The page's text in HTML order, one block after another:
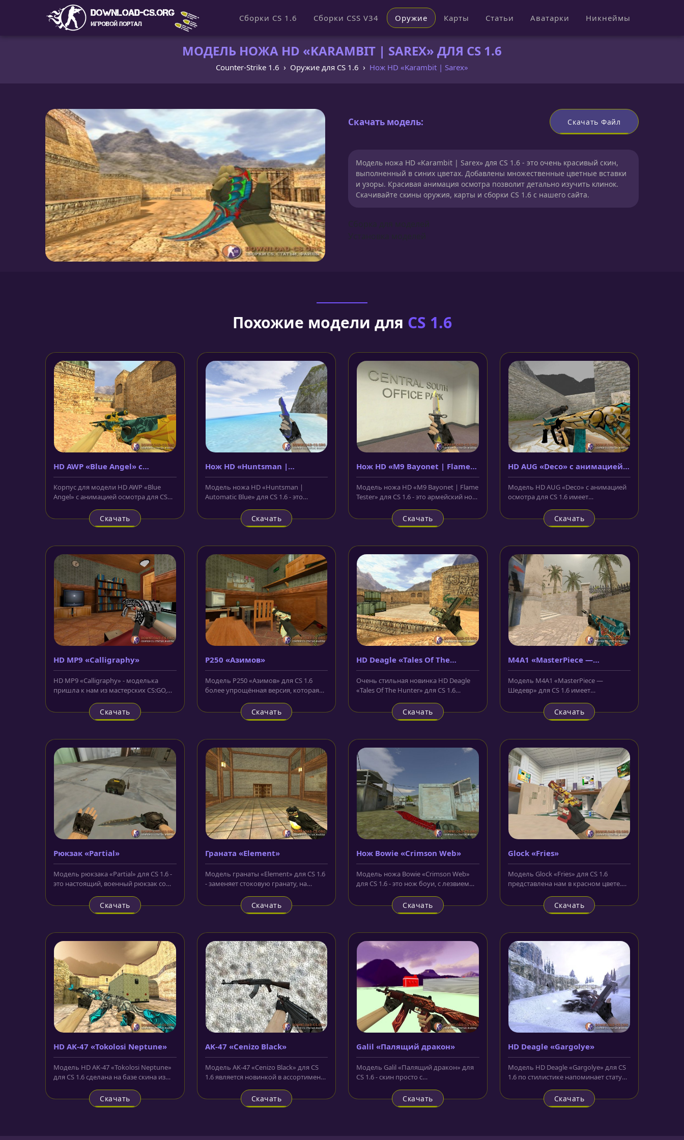
Сборки CS 1.6 Сборки CSS V34 Оружие Карты Статьи Аватарки Никнеймы
МОДЕЛЬ НОЖА HD «KARAMBIT | SAREX» ДЛЯ CS 1.6
Counter-Strike 1.6 Оружие для CS 1.6 Нож HD «Karambit | Sarex»
Скачать модель: Скачать Файл
Модель ножа HD «Karambit | Sarex» для CS 1.6 - это очень красивый скин,
выполненный в синих цветах. Добавлены множественные цветные вставки
и узоры. Красивая анимация осмотра позволит детально изучить клинок.
Скачивайте скины оружия, карты и сборки CS 1.6 с нашего сайта.
Похожие модели для CS 1.6
HD AWP «Blue Angel» с
анимацией осмотра
Корпус для модели HD AWP «Blue
Angel» с анимацией осмотра для CS
Скачать
Нож HD «Huntsman |
Automatic Blue»
Модель ножа HD «Huntsman |
Automatic Blue» для CS 1.6 - это
спортивном...
Скачать
Нож HD «M9 Bayonet | Flame
Tester»
Модель ножа HD «M9 Bayonet | Flame
Tester» для CS 1.6 - это армейский нож
Скачать
HD AUG «Deco» с анимацией
осмотра
Модель HD AUG «Deco» с анимацией
осмотра для CS 1.6 имеет
выглядит...
Скачать
HD MP9 «Calligraphy»
HD MP9 «Calligraphy» - моделька
пришла к нам из мастерских CS:GO,
популярность...Скачать
P250 «Азимов»
Модель P250 «Азимов» для CS 1.6
более упрощённая версия, которая
свободного...
Скачать
HD Deagle «Tales Of The
Hunter»
Очень стильная новинка HD Deagle
«Tales Of The Hunter» для CS 1.6
Скачать
M4A1 «MasterPiece —
Шедевр»
Модель M4A1 «MasterPiece —
Шедевр» для CS 1.6 имеет
дополненный...Скачать
Рюкзак «Partial»
Модель рюкзака «Partial» для CS 1.6 -
это настоящий, военный рюкзак со
Скачать
Граната «Element»
Модель гранаты «Element» для CS 1.6
- заменяет стоковую гранату, на
Скачать
Нож Bowie «Crimson Web»
Модель ножа Bowie «Crimson Web»
для CS 1.6 - это нож боуи, с лезвием
Скачать
Glock «Fries»
Модель Glock «Fries» для CS 1.6
представлена нам в красном цвете.
Скачать
HD AK-47 «Tokolosi Neptune»
Модель HD AK-47 «Tokolosi Neptune»
для CS 1.6 сделана на базе скина из
Скачать
AK-47 «Cenizo Black»
Модель AK-47 «Cenizo Black» для CS
1.6 является новинкой в ассортименте
Скачать
Galil «Палящий дракон»
Модель Galil «Палящий дракон» для
CS 1.6 - скин просто с
рисунком,...
Скачать
HD Deagle «Gargolye»
Модель HD Deagle «Gargolye» для CS
1.6 по стилистике напоминает статую
Скачать